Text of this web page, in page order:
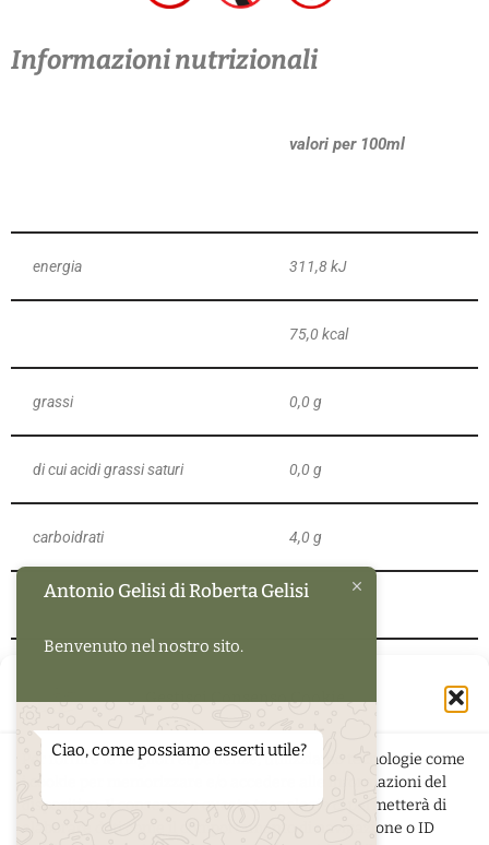
Per fornire le migliori esperienze, utilizziamo tecnologie come
i cookie per memorizzare e/o accedere alle informazioni del
dispositivo. Il consenso a queste tecnologie ci permetterà di
elaborare dati come il comportamento di navigazione o ID
Informazioni nutrizionali
valori per 100ml
energia 311,8 kJ
75,0 kcal
grassi 0,0 g
di cui acidi grassi saturi 0,0 g
carboidrati 4,0 g
di cui zuccheri 4,0 g
sale 0,01 g
Antonio Gelisi di Roberta Gelisi
Benvenuto nel nostro sito.
Ciao, come possiamo esserti utile?